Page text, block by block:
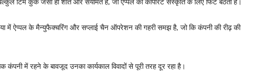
में ऐप्पल के मैन्युफैक्चरिंग और सप्लाई चैन ऑपरेशन की गहरी समझ है, जो कि कंपनी की रीढ़ की
में रहने के बावजूद उनका कार्यकाल विवादों से पूरी तरह दूर रहा है।